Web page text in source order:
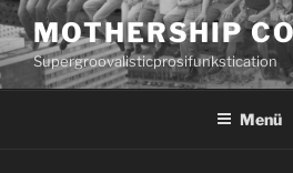
Zum
Inhalt
springen
MOTHERSHIP
Supergroovalisticprosifunkstication
Menü